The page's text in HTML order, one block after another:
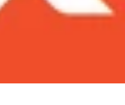
nhận sẽ đi
888, ​hỗ trợ